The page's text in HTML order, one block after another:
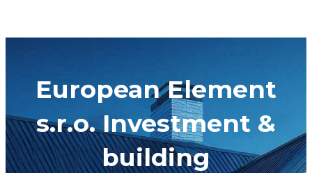
European Element
s.r.o. Investment &
building